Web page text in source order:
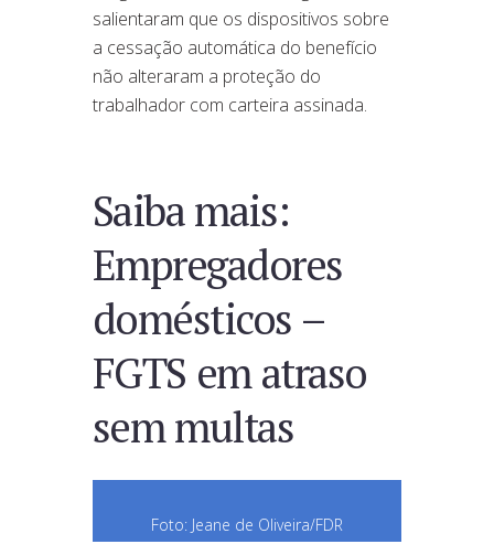
salientaram que os dispositivos sobre
a cessação automática do benefício
não alteraram a proteção do
trabalhador com carteira assinada.
Saiba mais:
Empregadores
domésticos –
FGTS em atraso
sem multas
Foto: Jeane de Oliveira/FDR